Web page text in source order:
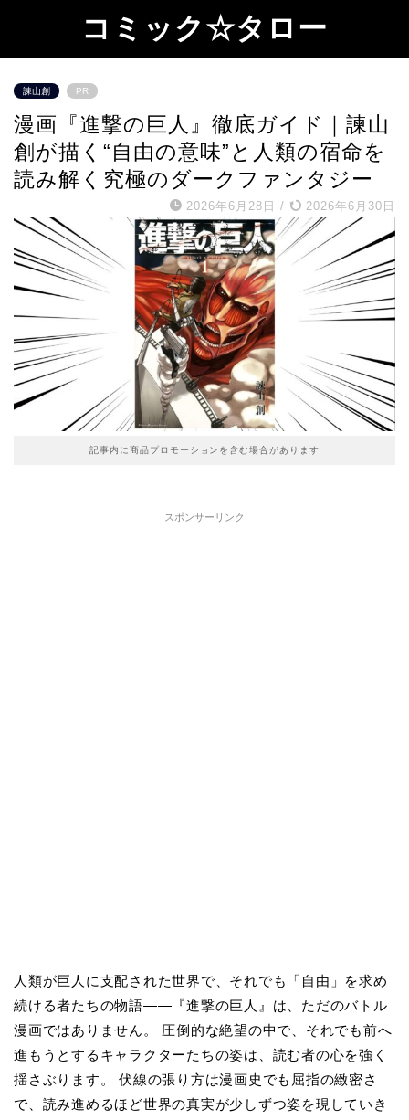
コミック☆タロー
諫山創 PR
漫画『進撃の巨人』徹底ガイド｜諫山
創が描く“自由の意味”と人類の宿命を
読み解く究極のダークファンタジー
2026年6月28日 / 2026年6月30日
記事内に商品プロモーションを含む場合があります
スポンサーリンク
人類が巨人に支配された世界で、それでも「自由」を求め
続ける者たちの物語――『進撃の巨人』は、ただのバトル
漫画ではありません。 圧倒的な絶望の中で、それでも前へ
進もうとするキャラクターたちの姿は、読む者の心を強く
揺さぶります。 伏線の張り方は漫画史でも屈指の緻密さ
で、読み進めるほど世界の真実が少しずつ姿を現していき